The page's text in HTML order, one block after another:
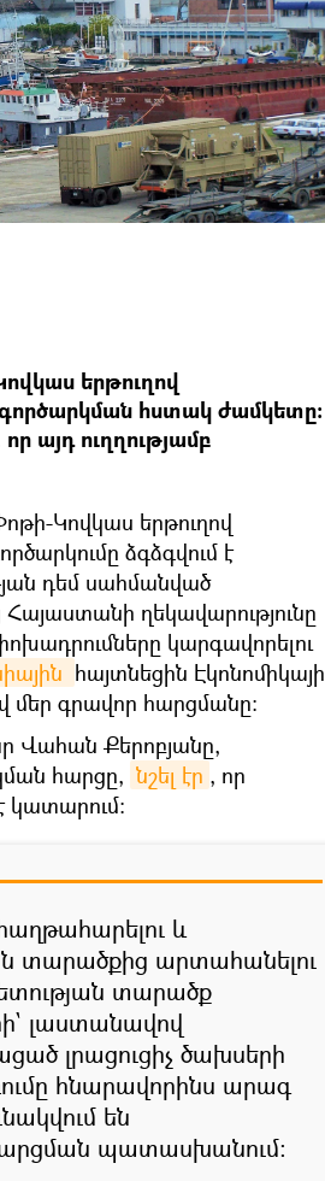
երթուղով
հստակ ժամկետը։
այդ ուղղությամբ
Կովկաս երթուղով
ձգձգվում է
դեմ սահմանված
ղեկավարությունը
կարգավորելու
հայտնեցին Էկոնոմիկայի
գրավոր հարցմանը։
Վահան Քերոբյանը,
հարցը, նշել էր , որ
կատարում:
և
տարածքից արտահանելու
տարածք
լաստանավով
լրացուցիչ ծախսերի
հնարավորինս արագ
են
պատասխանում։